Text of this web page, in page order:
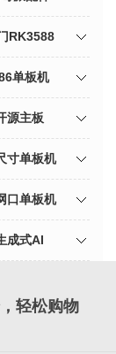
RK3588
单板机
源主板
寸单板机
口单板机
成式AI
轻松购物